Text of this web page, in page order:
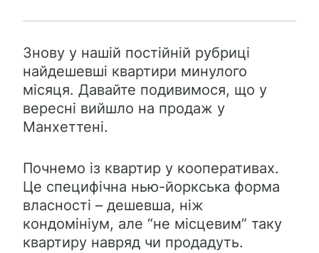
Знову у нашій постійній рубриці
найдешевші квартири минулого
місяця. Давайте подивимося, що у
вересні вийшло на продаж у
Манхеттені.
Почнемо із квартир у кооперативах.
Це специфічна нью-йоркська форма
власності – дешевша, ніж
кондомініум, але “не місцевим” таку
квартиру навряд чи продадуть.